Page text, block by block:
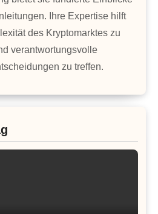
Ihre Expertise hilft
des Kryptomarktes zu
verantwortungsvolle
zu treffen.